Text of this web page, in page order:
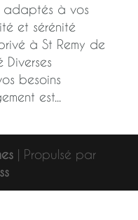
adaptés à vos
et sérénité
à St Remy de
besoins
est...
| Propulsé par